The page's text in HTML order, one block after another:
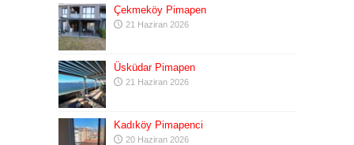
Çekmeköy Pimapen
21 Haziran 2026
Üsküdar Pimapen
21 Haziran 2026
Kadıköy Pimapenci
20 Haziran 2026